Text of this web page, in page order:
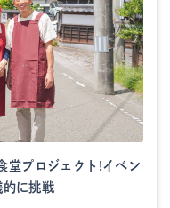
堂プロジェクト!イベン
的に挑戦